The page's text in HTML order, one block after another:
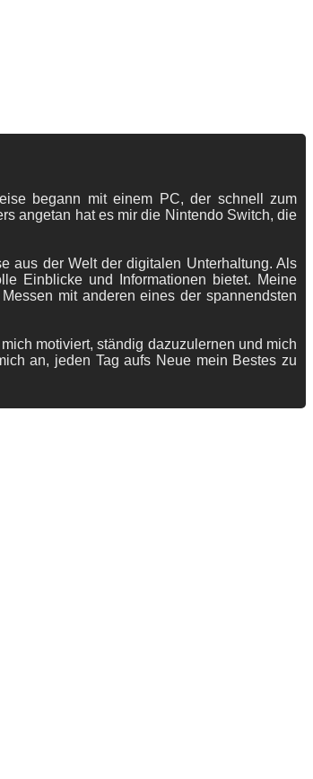
begann mit einem PC, der schnell zum
angetan hat es mir die Nintendo Switch, die
aus der Welt der digitalen Unterhaltung. Als
Einblicke und Informationen bietet. Meine
mit anderen eines der spannendsten
motiviert, ständig dazuzulernen und mich
an, jeden Tag aufs Neue mein Bestes zu